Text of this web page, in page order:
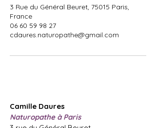
3 Rue du Général Beuret, 75015 Paris,
France
06 60 59 98 27​
cdaures.naturopathe@gmail.com
Camille Daures
Naturopathe à Paris